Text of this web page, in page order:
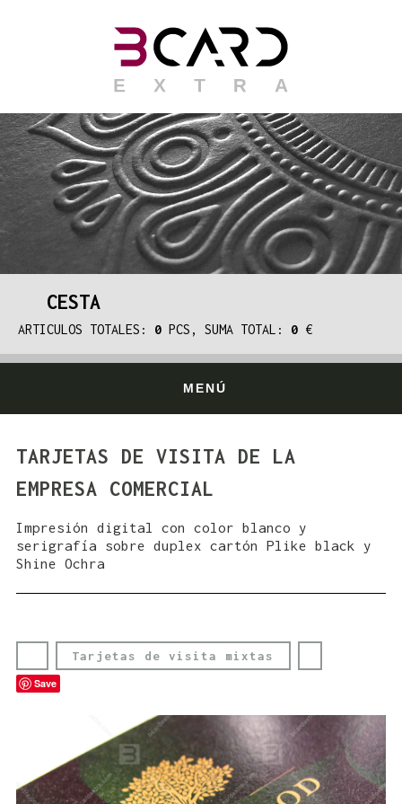
CESTA
ARTICULOS TOTALES: 0 PCS, SUMA TOTAL: 0 €
MENÚ
TARJETAS DE VISITA DE LA
EMPRESA COMERCIAL
Impresión digital con color blanco y
serigrafía sobre duplex cartón Plike black y
Shine Ochra
Tarjetas de visita mixtas
Save